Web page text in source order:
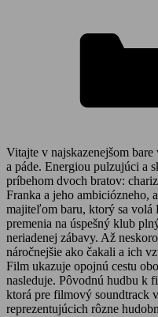
Vitajte v najskazenejšom
a páde. Energiou pulzujúci a
príbehom dvoch bratov:
Franka a jeho ambiciózneho,
majiteľom baru, ktorý sa volá
premenia na úspešný klub
neriadenej zábavy. Až
náročnejšie ako čakali a ich
Film ukazuje opojnú cestu
nasleduje. Pôvodnú hudbu k
ktorá pre filmový soundtrack
reprezentujúcich rôzne